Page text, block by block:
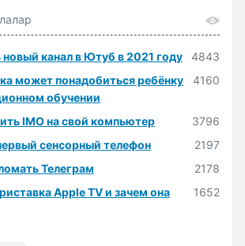
канал в Ютуб в 2021 году
4843
может понадобиться ребёнку
обучении
4160
IMO на свой компьютер
3796
сенсорный телефон
2197
Телеграм
2178
Apple TV и зачем она
1652